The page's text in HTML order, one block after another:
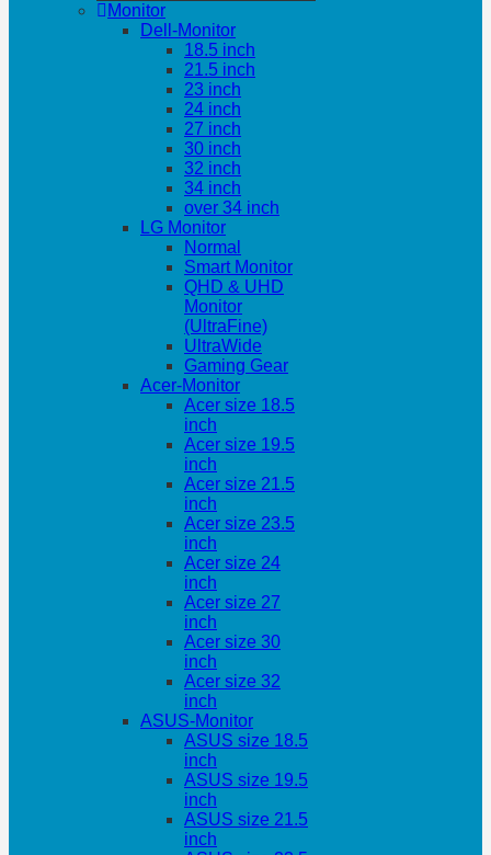
Monitor
Dell-Monitor
18.5 inch
21.5 inch
23 inch
24 inch
27 inch
30 inch
32 inch
34 inch
over 34 inch
LG Monitor
Normal
Smart Monitor
QHD & UHD
Monitor
(UltraFine)
UltraWide
Gaming Gear
Acer-Monitor
Acer size 18.5
inch
Acer size 19.5
inch
Acer size 21.5
inch
Acer size 23.5
inch
Acer size 24
inch
Acer size 27
inch
Acer size 30
inch
Acer size 32
inch
ASUS-Monitor
ASUS size 18.5
inch
ASUS size 19.5
inch
ASUS size 21.5
inch